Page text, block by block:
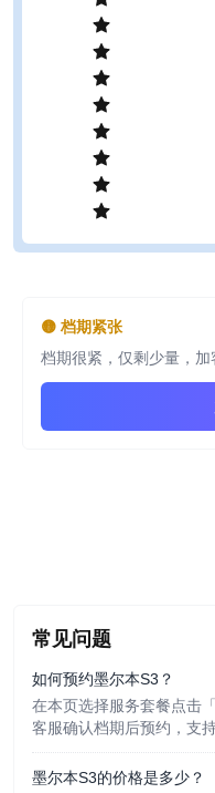
🟡 档期紧张
档期很紧，仅剩少量，
常见问题
如何预约墨尔本S3？
在本页选择服务套餐点击
客服确认档期后预约，支
墨尔本S3的价格是多少？